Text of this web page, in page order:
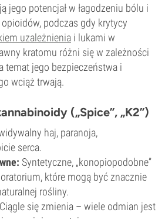
jego potencjał w łagodzeniu bólu i
podczas gdy krytycy
uzależnienia i lukami w
kratomu różni się w zależności
temat jego bezpieczeństwa i
wciąż trwają.
(„Spice”, „K2”)
haj, paranoja,
serca.
Syntetyczne, „konopiopodobne”
które mogą być znacznie
rośliny.
Ciągle się zmienia – wiele odmian jest